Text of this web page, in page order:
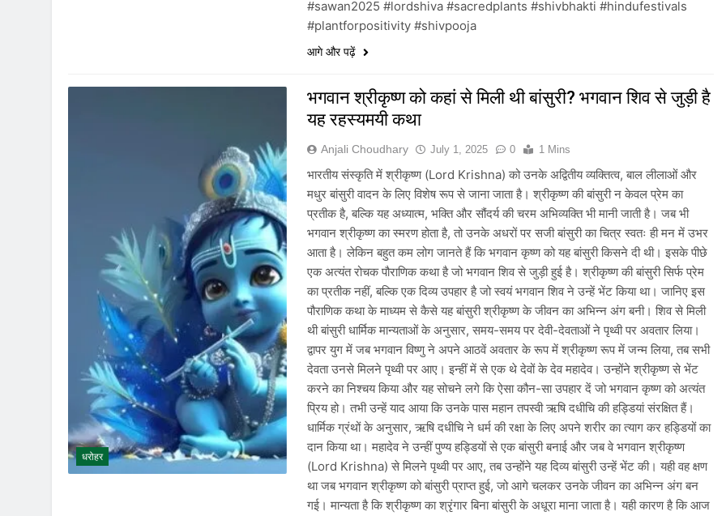
#sawan2025 #lordshiva #sacredplants #shivbhakti #hindufestivals
#plantforpositivity #shivpooja
आगे और पढ़ें
धरोहर
भगवान श्रीकृष्ण को कहां से मिली थी बांसुरी? भगवान शिव से जुड़ी है
यह रहस्यमयी कथा
Anjali Choudhary July 1, 2025 0 1 Mins
भारतीय संस्कृति में श्रीकृष्ण (Lord Krishna) को उनके अद्वितीय व्यक्तित्व, बाल लीलाओं और
मधुर बांसुरी वादन के लिए विशेष रूप से जाना जाता है। श्रीकृष्ण की बांसुरी न केवल प्रेम का
प्रतीक है, बल्कि यह अध्यात्म, भक्ति और सौंदर्य की चरम अभिव्यक्ति भी मानी जाती है। जब भी
भगवान श्रीकृष्ण का स्मरण होता है, तो उनके अधरों पर सजी बांसुरी का चित्र स्वतः ही मन में उभर
आता है। लेकिन बहुत कम लोग जानते हैं कि भगवान कृष्ण को यह बांसुरी किसने दी थी। इसके पीछे
एक अत्यंत रोचक पौराणिक कथा है जो भगवान शिव से जुड़ी हुई है। श्रीकृष्ण की बांसुरी सिर्फ प्रेम
का प्रतीक नहीं, बल्कि एक दिव्य उपहार है जो स्वयं भगवान शिव ने उन्हें भेंट किया था। जानिए इस
पौराणिक कथा के माध्यम से कैसे यह बांसुरी श्रीकृष्ण के जीवन का अभिन्न अंग बनी। शिव से मिली
थी बांसुरी धार्मिक मान्यताओं के अनुसार, समय-समय पर देवी-देवताओं ने पृथ्वी पर अवतार लिया।
द्वापर युग में जब भगवान विष्णु ने अपने आठवें अवतार के रूप में श्रीकृष्ण रूप में जन्म लिया, तब सभी
देवता उनसे मिलने पृथ्वी पर आए। इन्हीं में से एक थे देवों के देव महादेव। उन्होंने श्रीकृष्ण से भेंट
करने का निश्चय किया और यह सोचने लगे कि ऐसा कौन-सा उपहार दें जो भगवान कृष्ण को अत्यंत
प्रिय हो। तभी उन्हें याद आया कि उनके पास महान तपस्वी ऋषि दधीचि की हड्डियां संरक्षित हैं।
धार्मिक ग्रंथों के अनुसार, ऋषि दधीचि ने धर्म की रक्षा के लिए अपने शरीर का त्याग कर हड्डियों का
दान किया था। महादेव ने उन्हीं पुण्य हड्डियों से एक बांसुरी बनाई और जब वे भगवान श्रीकृष्ण
(Lord Krishna) से मिलने पृथ्वी पर आए, तब उन्होंने यह दिव्य बांसुरी उन्हें भेंट की। यही वह क्षण
था जब भगवान श्रीकृष्ण को बांसुरी प्राप्त हुई, जो आगे चलकर उनके जीवन का अभिन्न अंग बन
गई। मान्यता है कि श्रीकृष्ण का श्रृंगार बिना बांसुरी के अधूरा माना जाता है। यही कारण है कि आज